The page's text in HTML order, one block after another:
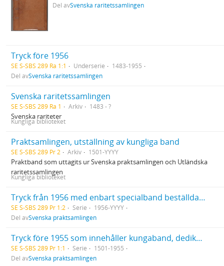
Del avSvenska raritetssamlingen
Tryck före 1956
SE S-SBS 289 Ra 1:1 Underserie
1483-1955
Del avSvenska raritetssamlingen
Svenska raritetssamlingen
SE S-SBS 289 Ra 1 Arkiv 1483 - ?
Svenska rariteter
Kungliga biblioteket
Praktsamlingen, utställning av kungliga band
SE S-SBS 289 Pr 2 Arkiv 1501-YYYY
Praktband som uttagits ur Svenska praktsamlingen och Utländska
raritetssamlingen
Kungliga biblioteket
Tryck från 1956 med enbart specialband beställda av kända svenska bokbindare eller böcker inköpta med tanke på bokbandet
SE S-SBS 289 Pr 1:2 Serie
1956-YYYY
Del avSvenska praktsamlingen
Tryck före 1955 som innehåller kungaband, dedikationsband, förlagsband och andra tryck med konstnärlig utformning
SE S-SBS 289 Pr 1:1 Serie
1501-1955
Del avSvenska praktsamlingen